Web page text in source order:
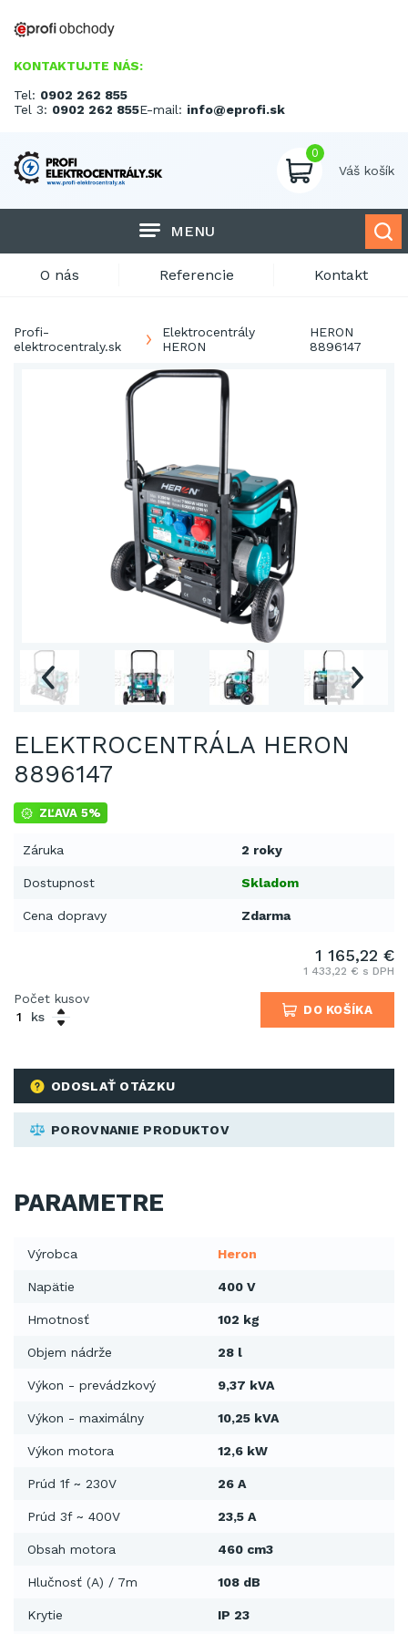
KONTAKTUJTE NÁS:
Tel: 0902 262 855
Tel 3: 0902 262 855E-mail: info@eprofi.sk
0
Váš košík
MENU
O nás Referencie Kontakt
Profi-
elektrocentraly.sk
Elektrocentrály
HERON
HERON
8896147
ELEKTROCENTRÁLA HERON
8896147
ZĽAVA 5%
Záruka 2 roky
Dostupnost Skladom
Cena dopravy Zdarma
ODOSLAŤ OTÁZKU
POROVNANIE PRODUKTOV
1 165,22 €
1 433,22 € s DPH
Počet kusov
ks
DO KOŠÍKA
PARAMETRE
Výrobca Heron
Napätie 400 V
Hmotnosť 102 kg
Objem nádrže 28 l
Výkon - prevádzkový 9,37 kVA
Výkon - maximálny 10,25 kVA
Výkon motora 12,6 kW
Prúd 1f ~ 230V 26 A
Prúd 3f ~ 400V 23,5 A
Obsah motora 460 cm3
Hlučnosť (A) / 7m 108 dB
Krytie IP 23